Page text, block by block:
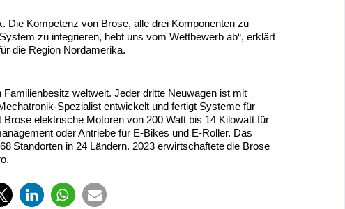
Die Kompetenz von Brose, alle drei Komponenten zu
zu integrieren, hebt uns vom Wettbewerb ab“, erklärt
die Region Nordamerika.
weltweit. Jeder dritte Neuwagen ist mit
Spezialist entwickelt und fertigt Systeme für
elektrische Motoren von 200 Watt bis 14 Kilowatt für
oder Antriebe für E-Bikes und E-Roller. Das
Standorten in 24 Ländern. 2023 erwirtschaftete die Brose